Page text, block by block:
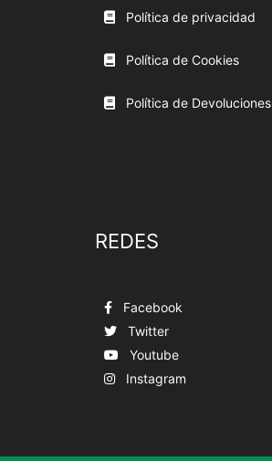
Política de privacidad
Política de Cookies
Política de Devoluciones
REDES
Facebook
Twitter
Youtube
Instagram